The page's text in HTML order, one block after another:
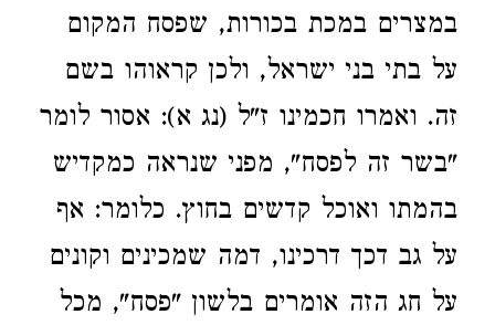
במצרים במכת בכורות, שפסח המקום
על בתי בני ישראל, ולכן קראוהו בשם
זה. ואמרו חכמינו ז"ל (נג א): אסור לומר
"בשר זה לפסח", מפני שנראה כמקדיש
בהמתו ואוכל קדשים בחוץ. כלומר: אף
על גב דכך דרכינו, דמה שמכינים וקונים
על חג הזה אומרים בלשון "פסח", מכל